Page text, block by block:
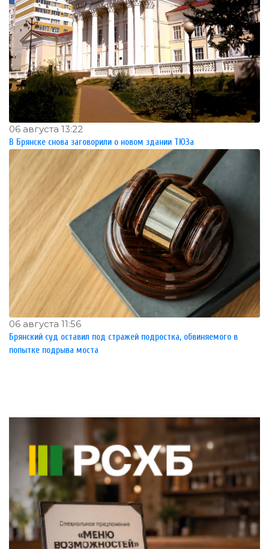
06 августа 13:22
В Брянске снова заговорили о новом здании ТЮЗа
06 августа 11:56
Брянский суд оставил под стражей подростка, обвиняемого в
попытке подрыва моста